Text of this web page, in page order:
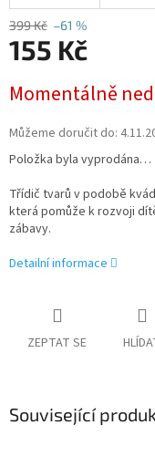
399 Kč –61 %
155 Kč
cena:
Momentálně
Můžeme doručit do:
Položka byla vyprodána…
Třídič tvarů v podobě
která pomůže k rozvoji
zábavy.
Detailní informace
ZEPTAT SE
Související